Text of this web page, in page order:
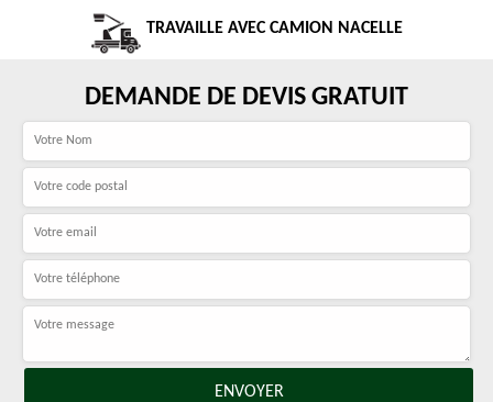
TRAVAILLE AVEC CAMION NACELLE
DEMANDE DE DEVIS GRATUIT